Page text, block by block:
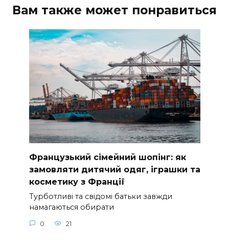
Вам также может понравиться
Французький сімейний шопінг: як
замовляти дитячий одяг, іграшки та
косметику з Франції
Турботливі та свідомі батьки завжди
намагаються обирати
0 21